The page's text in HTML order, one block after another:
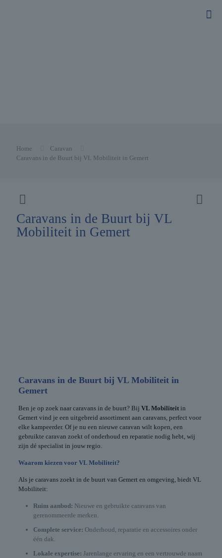
Home
Caravan
Caravans in de Buurt bij VL Mobiliteit in Gemert
Caravans in de Buurt bij VL
Mobiliteit in Gemert
Caravans in de Buurt bij VL Mobiliteit in
Gemert
Ben je op zoek naar caravans in de buurt? Bij VL Mobiliteitin
Gemert vind je een uitgebreid assortiment aan caravans, perfect voor
elke kampeerder. Of je nu een nieuwe caravan wilt kopen, een
gebruikte caravan zoekt of onderhoud en reparatie nodig hebt, wij
zijn dé specialist in jouw regio.
Waarom kiezen voor VL Mobiliteit?
Als je caravans zoekt in de buurt van Gemert en omgeving, biedt VL
Mobiliteit:
Ruim aanbod: Nieuwe en gebruikte caravans van
gerenommeerde merken.
Complete service: Onderhoud, reparatie en accessoires onder
één dak.
Lokale expertise: Jarenlange ervaring en een vertrouwde naam